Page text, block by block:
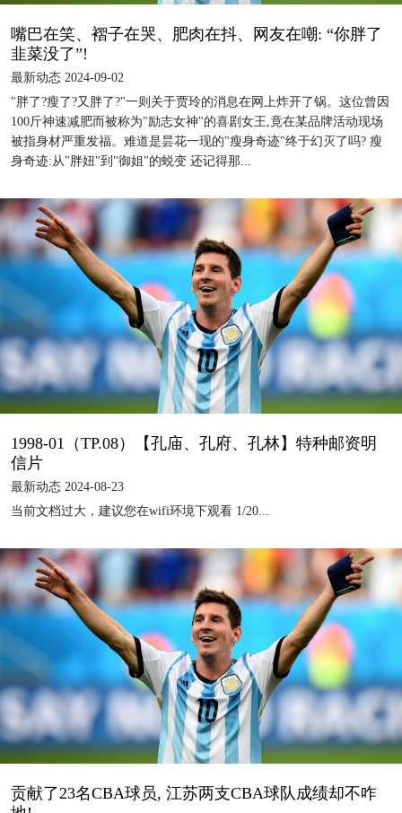
嘴巴在笑、褶子在哭、肥肉在抖、网友在嘲: “你胖了
韭菜没了”!
最新动态 2024-09-02
"胖了?瘦了?又胖了?"一则关于贾玲的消息在网上炸开了锅。这位曾因
100斤神速减肥而被称为"励志女神"的喜剧女王,竟在某品牌活动现场
被指身材严重发福。难道是昙花一现的"瘦身奇迹"终于幻灭了吗? 瘦
身奇迹:从"胖妞"到"御姐"的蜕变 还记得那...
1998-01（TP.08）【孔庙、孔府、孔林】特种邮资明
信片
最新动态 2024-08-23
当前文档过大，建议您在wifi环境下观看 1/20...
贡献了23名CBA球员, 江苏两支CBA球队成绩却不咋